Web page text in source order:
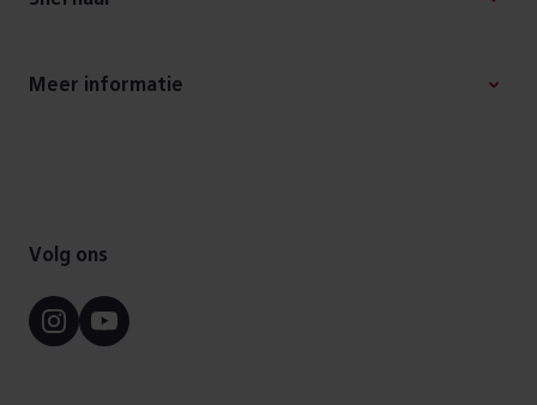
Meer informatie
Volg ons
InstagramYoutube